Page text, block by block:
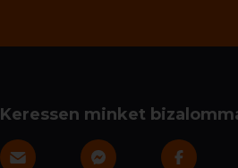
Keressen minket